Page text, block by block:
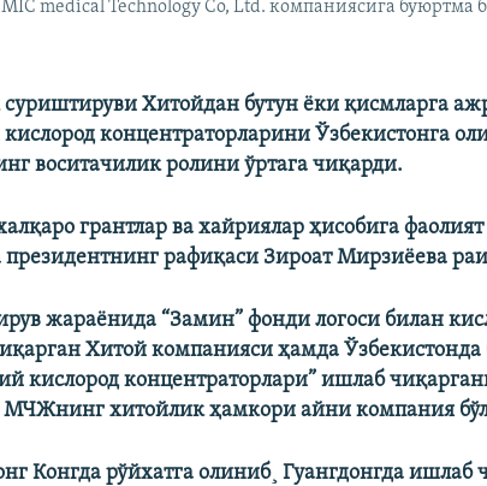
medical Technology Co, Ltd. компаниясига буюртма
суриштируви Хитойдан бутун ëки қисмларга
концентраторларини Ўзбекистонга
воситачилик ролини ўртага чиқарди.
грантлар ва хайриялар ҳисобига
президентнинг рафиқаси Зироат Мирзиëева
жараëнида “Замин” фонди логоси билан
Хитой компанияси ҳамда Ўзбекистонда
кислород концентраторлари” ишлаб
МЧЖнинг хитойлик ҳамкори айни компания
Конгда рўйхатга олиниб¸ Гуангдонгда ишлаб